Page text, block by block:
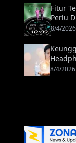
Fitur
Perlu
8/4/2026
8/4/2026